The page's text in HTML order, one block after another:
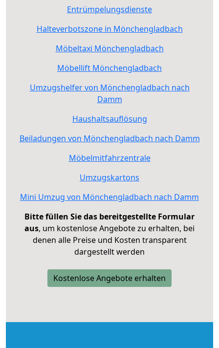
Entrümpelungsdienste
Halteverbotszone in Mönchengladbach
Möbeltaxi Mönchengladbach
Möbellift Mönchengladbach
Umzugshelfer von Mönchengladbach nach
Damm
Haushaltsauflösung
Beiladungen von Mönchengladbach nach Damm
Möbelmitfahrzentrale
Umzugskartons
Mini Umzug von Mönchengladbach nach Damm
Bitte füllen Sie das bereitgestellte Formular
aus, um kostenlose Angebote zu erhalten, bei
denen alle Preise und Kosten transparent
dargestellt werden
Kostenlose Angebote erhalten